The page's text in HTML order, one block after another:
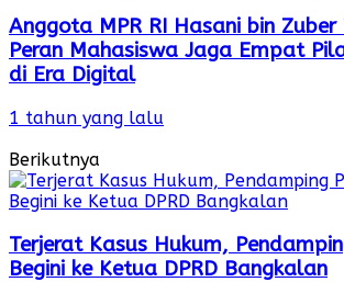
Anggota MPR RI Hasani bin Zuber
Peran Mahasiswa Jaga Empat
di Era Digital
1 tahun yang lalu
Berikutnya
Terjerat Kasus Hukum,
Begini ke Ketua DPRD Bangkalan